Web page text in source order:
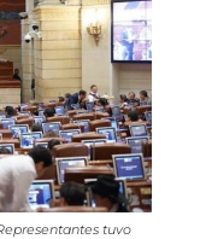
tuvo